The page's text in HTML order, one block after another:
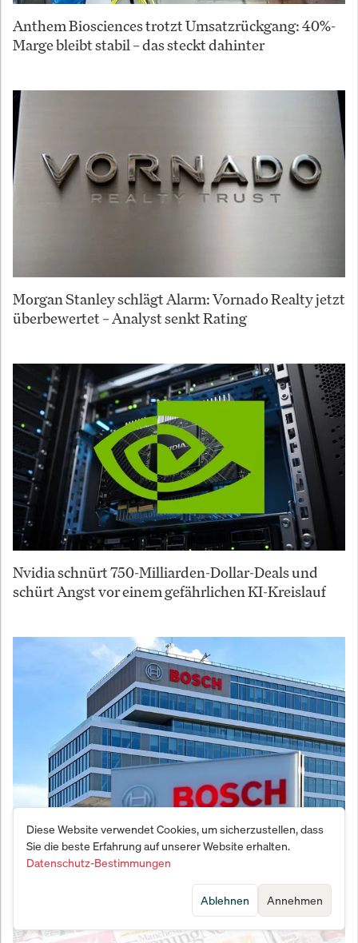
Anthem Biosciences trotzt Umsatzrückgang: 40%-
Marge bleibt stabil – das steckt dahinter
Morgan Stanley schlägt Alarm: Vornado Realty jetzt
überbewertet – Analyst senkt Rating
Nvidia schnürt 750-Milliarden-Dollar-Deals und
schürt Angst vor einem gefährlichen KI-Kreislauf
Bosch am Scheideweg: Warum der Ingenieur-
Konzern seine DNA ändern muss
Diese Website verwendet Cookies, um sicherzustellen, dass
Sie die beste Erfahrung auf unserer Website erhalten.
Datenschutz-Bestimmungen
Annehmen
Ablehnen